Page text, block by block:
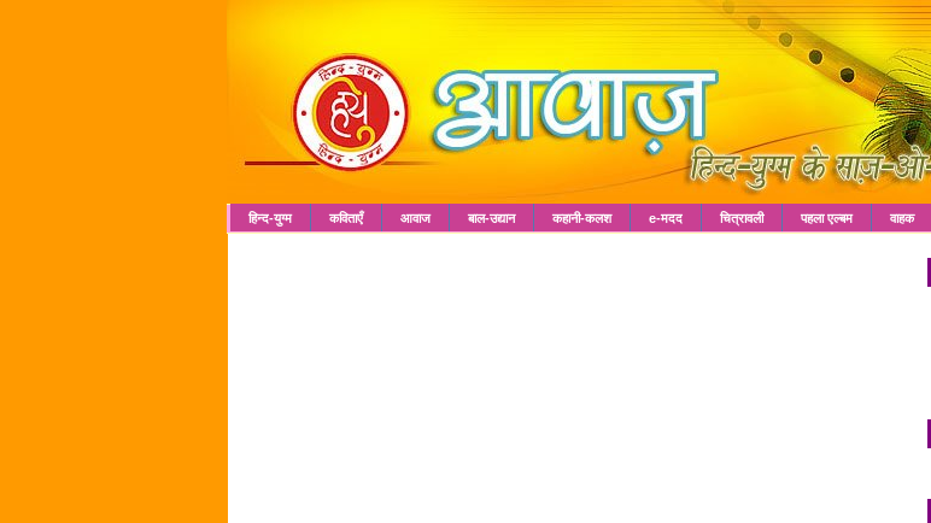
हिन्द-युग्म कविताएँ आवाज बाल-उद्यान कहानी-कलश e-मदद चित्रावली पहला एल्बम वाहक